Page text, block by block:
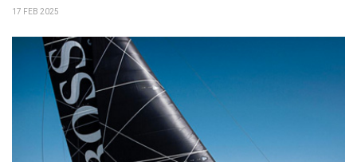
17 FEB 2025